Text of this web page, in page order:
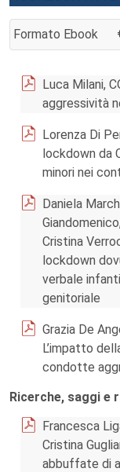
Formato Ebook
AGGIUNGI AL
Luca Milani,
aggressività
Lorenza Di
lockdown da
minori nei
Daniela
Cristina
lockdown
verbale
genitoriale
Grazia De
L’impatto
condotte
Ricerche, saggi e
Francesca
Cristina
abbuffate di